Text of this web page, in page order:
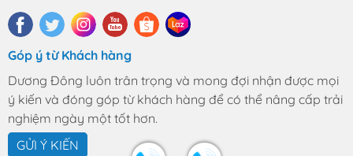
Góp ý từ Khách hàng
Dương Đông luôn trân trọng và mong đợi nhận được mọi
ý kiến và đóng góp từ khách hàng để có thể nâng cấp trải
nghiệm ngày một tốt hơn.
GỬI Ý KIẾN